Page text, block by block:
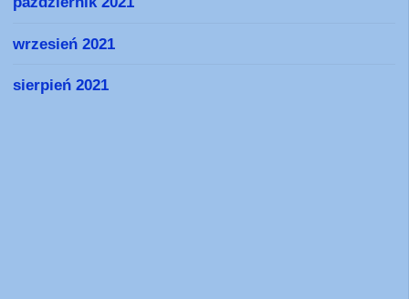
wrzesień 2021
sierpień 2021